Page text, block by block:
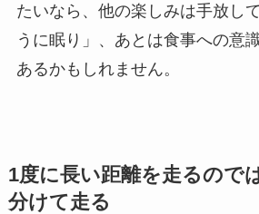
たいなら、他の楽しみは手放し
うに眠り」、あとは食事への意
あるかもしれません。
1度に長い距離を走るので
分けて走る